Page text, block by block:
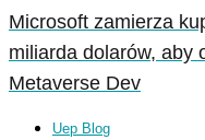
Microsoft zamierza
miliarda dolarów, aby
Metaverse Dev
Uep Blog